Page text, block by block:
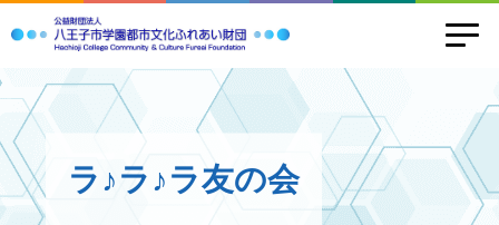
ラ♪ラ♪ラ友の会